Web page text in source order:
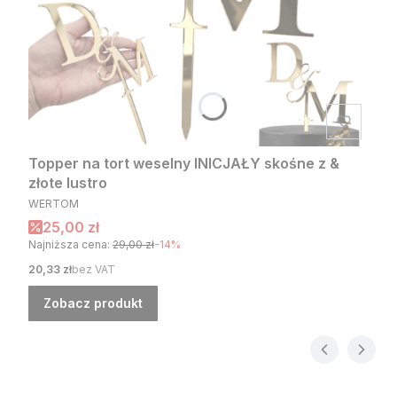
Topper na tort weselny INICJAŁY skośne z &
złote lustro
PRODUCENT
WERTOM
Cena promocyjna
25,00 zł
Najniższa cena: 29,00 zł-14%
Cena
20,33 złbez VAT
Zobacz produkt